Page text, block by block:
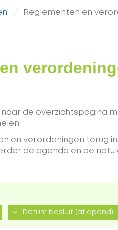
Reglementen en
de overzichtspagina
en verordeningen terug
de agenda en de
(aflopend)Datum besluit (aflopend)